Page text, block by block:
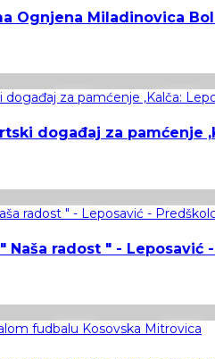
Ognjena Miladinovica
događaj za pamćenje
Naša radost " - Leposavić